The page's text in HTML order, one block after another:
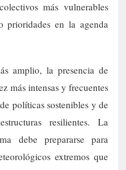
más vulnerables
prioridades en la agenda
amplio, la presencia de
más intensas y frecuentes
políticas sostenibles y de
resilientes. La
debe prepararse para
extremos que